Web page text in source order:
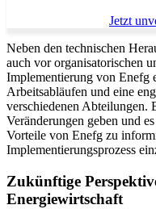
Jetzt
Neben den technischen
auch vor organisatorischen
Implementierung von Enefg
Arbeitsabläufen und eine
verschiedenen Abteilungen.
Veränderungen geben und
Vorteile von Enefg zu
Implementierungsprozess
Zukünftige
Energiewirtschaft